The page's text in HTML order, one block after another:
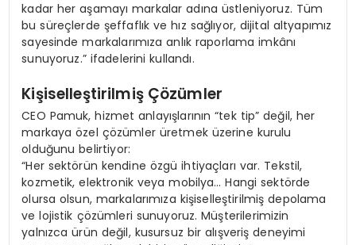
kadar her aşamayı markalar adına üstleniyoruz. Tüm
bu süreçlerde şeffaflık ve hız sağlıyor, dijital altyapımız
sayesinde markalarımıza anlık raporlama imkânı
sunuyoruz.” ifadelerini kullandı.
Kişiselleştirilmiş Çözümler
CEO Pamuk, hizmet anlayışlarının “tek tip” değil, her
markaya özel çözümler üretmek üzerine kurulu
olduğunu belirtiyor:
“Her sektörün kendine özgü ihtiyaçları var. Tekstil,
kozmetik, elektronik veya mobilya… Hangi sektörde
olursa olsun, markalarımıza kişiselleştirilmiş depolama
ve lojistik çözümleri sunuyoruz. Müşterilerimizin
yalnızca ürün değil, kusursuz bir alışveriş deneyimi